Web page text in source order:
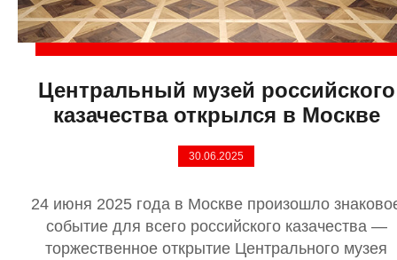
Центральный музей российского
казачества открылся в Москве
30.06.2025
24 июня 2025 года в Москве произошло
событие для всего российского казачества —
торжественное открытие Центрального музея